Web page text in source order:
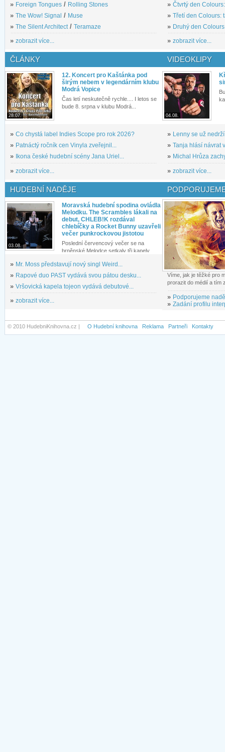
» Foreign Tongues / Rolling Stones
» The Wow! Signal / Muse
» The Silent Architect/ Teramaze
» zobrazit více...
» Čtvrtý den
» Třetí den Colours:
» Druhý den
» zobrazit více...
ČLÁNKY
28.07.
12. Koncert pro Kaštánka pod
širým nebem v legendárním klubu
Modrá Vopice
Čas letí neskutečně rychle.... I letos se
bude 8. srpna v klubu Modrá...
» Co chystá label Indies Scope pro rok 2026?
» Patnáctý ročník cen Vinyla zveřejnil...
»
Ikona české hudební scény Jana Uriel...
» zobrazit více...
VIDEOKLIPY
04.08.
» Lenny se už
» Tanja hlásí návrat
» Michal Hrůza
» zobrazit více...
HUDEBNÍ NADĚJE
03.08.
Moravská hudební spodina ovládla
Melodku. The Scrambles lákali na
debut, CHLEB!K rozdával
chlebíčky a Rocket Bunny uzavřeli
večer punkrockovou jistotou
Poslední červencový večer se na
brněnské Melodce setkaly tři kapely...
» Mr. Moss představují nový singl Weird...
» Rapové duo PAST vydává svou pátou desku...
» Vršovická kapela tojeon vydává debutové...
» zobrazit více...
Víme, jak je těžké pro
prorazit do médií a tím
» Podporujeme
» Zadání profilu
© 2010 HudebniKnihovna.cz | O Hudební knihovna Reklama Partneři Kontakty